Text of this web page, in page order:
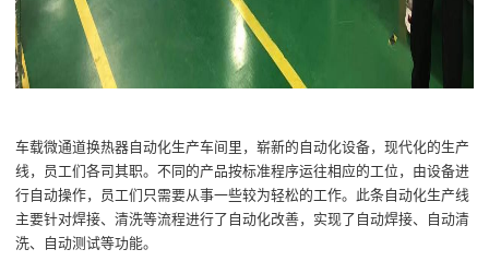
车载微通道换热器自动化生产车间 里，崭新的自动化设备，现代化的生产
线 ， 员工们各司其职。不同的产品按标准程序运往相应的工位，由设备进
行 自动操作， 员工们 只需要从事一些较为轻松的工作。 此条自动化生产线
主要针对焊接、清洗等流程进行了自动化改善，实现了自动焊接、自动清
洗、自动测试等功能。